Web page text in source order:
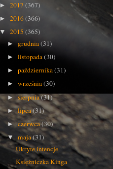
► 2017 (367)
► 2016(366)
▼ 2015 (365)
► grudnia(31)
►listopada(30)
►października(31)
►września(30)
►sierpnia(31)
►lipca(31)
►czerwca(30)
▼maja(31)
Ukryte intencje
Księżniczka Kinga